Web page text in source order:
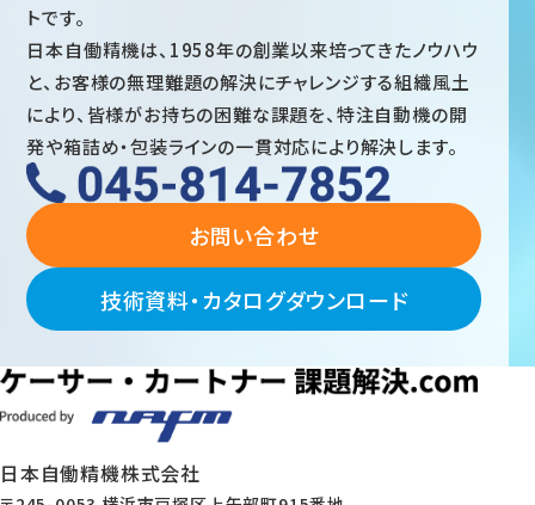
トです。
日本自働精機は、1958年の創業以来培ってきたノウハウ
と、お客様の無理難題の解決にチャレンジする組織風土
により、皆様がお持ちの困難な課題を、特注自動機の開
発や箱詰め・包装ラインの一貫対応により解決します。
お問い合わせ
技術資料・カタログダウンロード
日本自働精機株式会社